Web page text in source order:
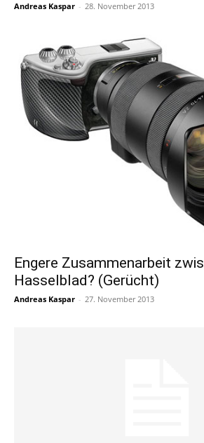
Andreas Kaspar - 28. November 2013
Engere Zusammenarbeit
Hasselblad? (Gerücht)
Andreas Kaspar - 27. November 2013